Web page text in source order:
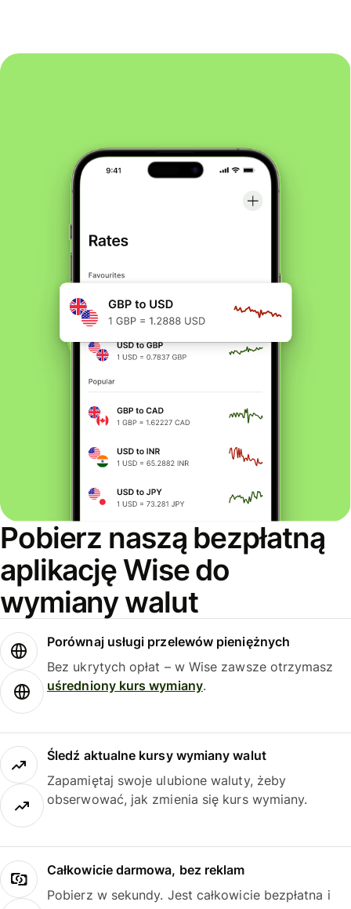
Pobierz naszą bezpłatną
aplikację Wise do
wymiany walut
Porównaj usługi przelewów pieniężnych
Bez ukrytych opłat – w Wise zawsze otrzymasz
uśredniony kurs wymiany.
Śledź aktualne kursy wymiany walut
Zapamiętaj swoje ulubione waluty, żeby
obserwować, jak zmienia się kurs wymiany.
Całkowicie darmowa, bez reklam
Pobierz w sekundy. Jest całkowicie bezpłatna i